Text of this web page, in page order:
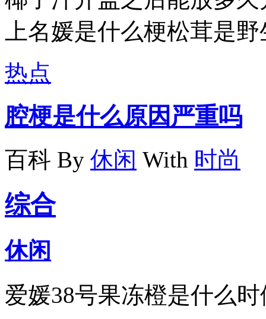
上名媛是什么梗松茸是
热点
腔梗是什么原因严重吗
百科 By 休闲 With 时尚
综合
休闲
爱媛38号果冻橙是什么